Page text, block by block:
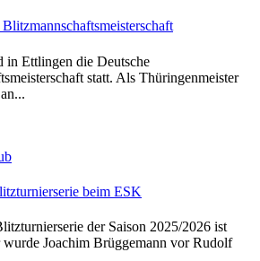
in Ettlingen die Deutsche
statt. Als Thüringenmeister
beim ESK
der Saison 2025/2026 ist
wurde Joachim Brüggemann vor Rudolf